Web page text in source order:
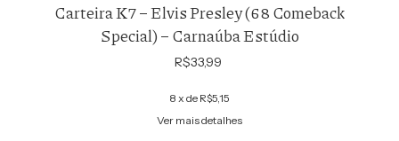
Carteira K7 – Elvis Presley (68 Comeback
Special) – Carnaúba Estúdio
R$33,99
8 x de R$5,15
Ver mais detalhes